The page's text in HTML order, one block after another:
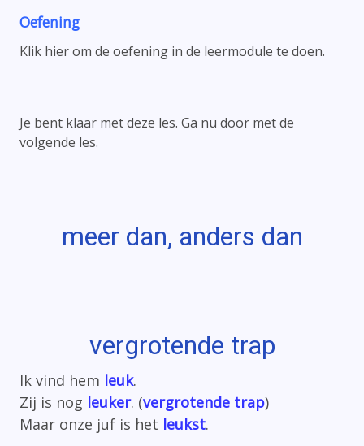
Oefening
Klik hier om de oefening in de leermodule te doen.
Je bent klaar met deze les. Ga nu door met de
volgende les.
meer dan, anders dan
vergrotende trap
Ik vind hem leuk.
Zij is nog leuker. (vergrotende trap)
Maar onze juf is het leukst.